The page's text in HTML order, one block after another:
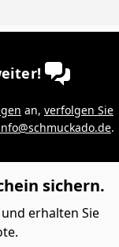
an, verfolgen Sie
.
sichern.
erhalten Sie